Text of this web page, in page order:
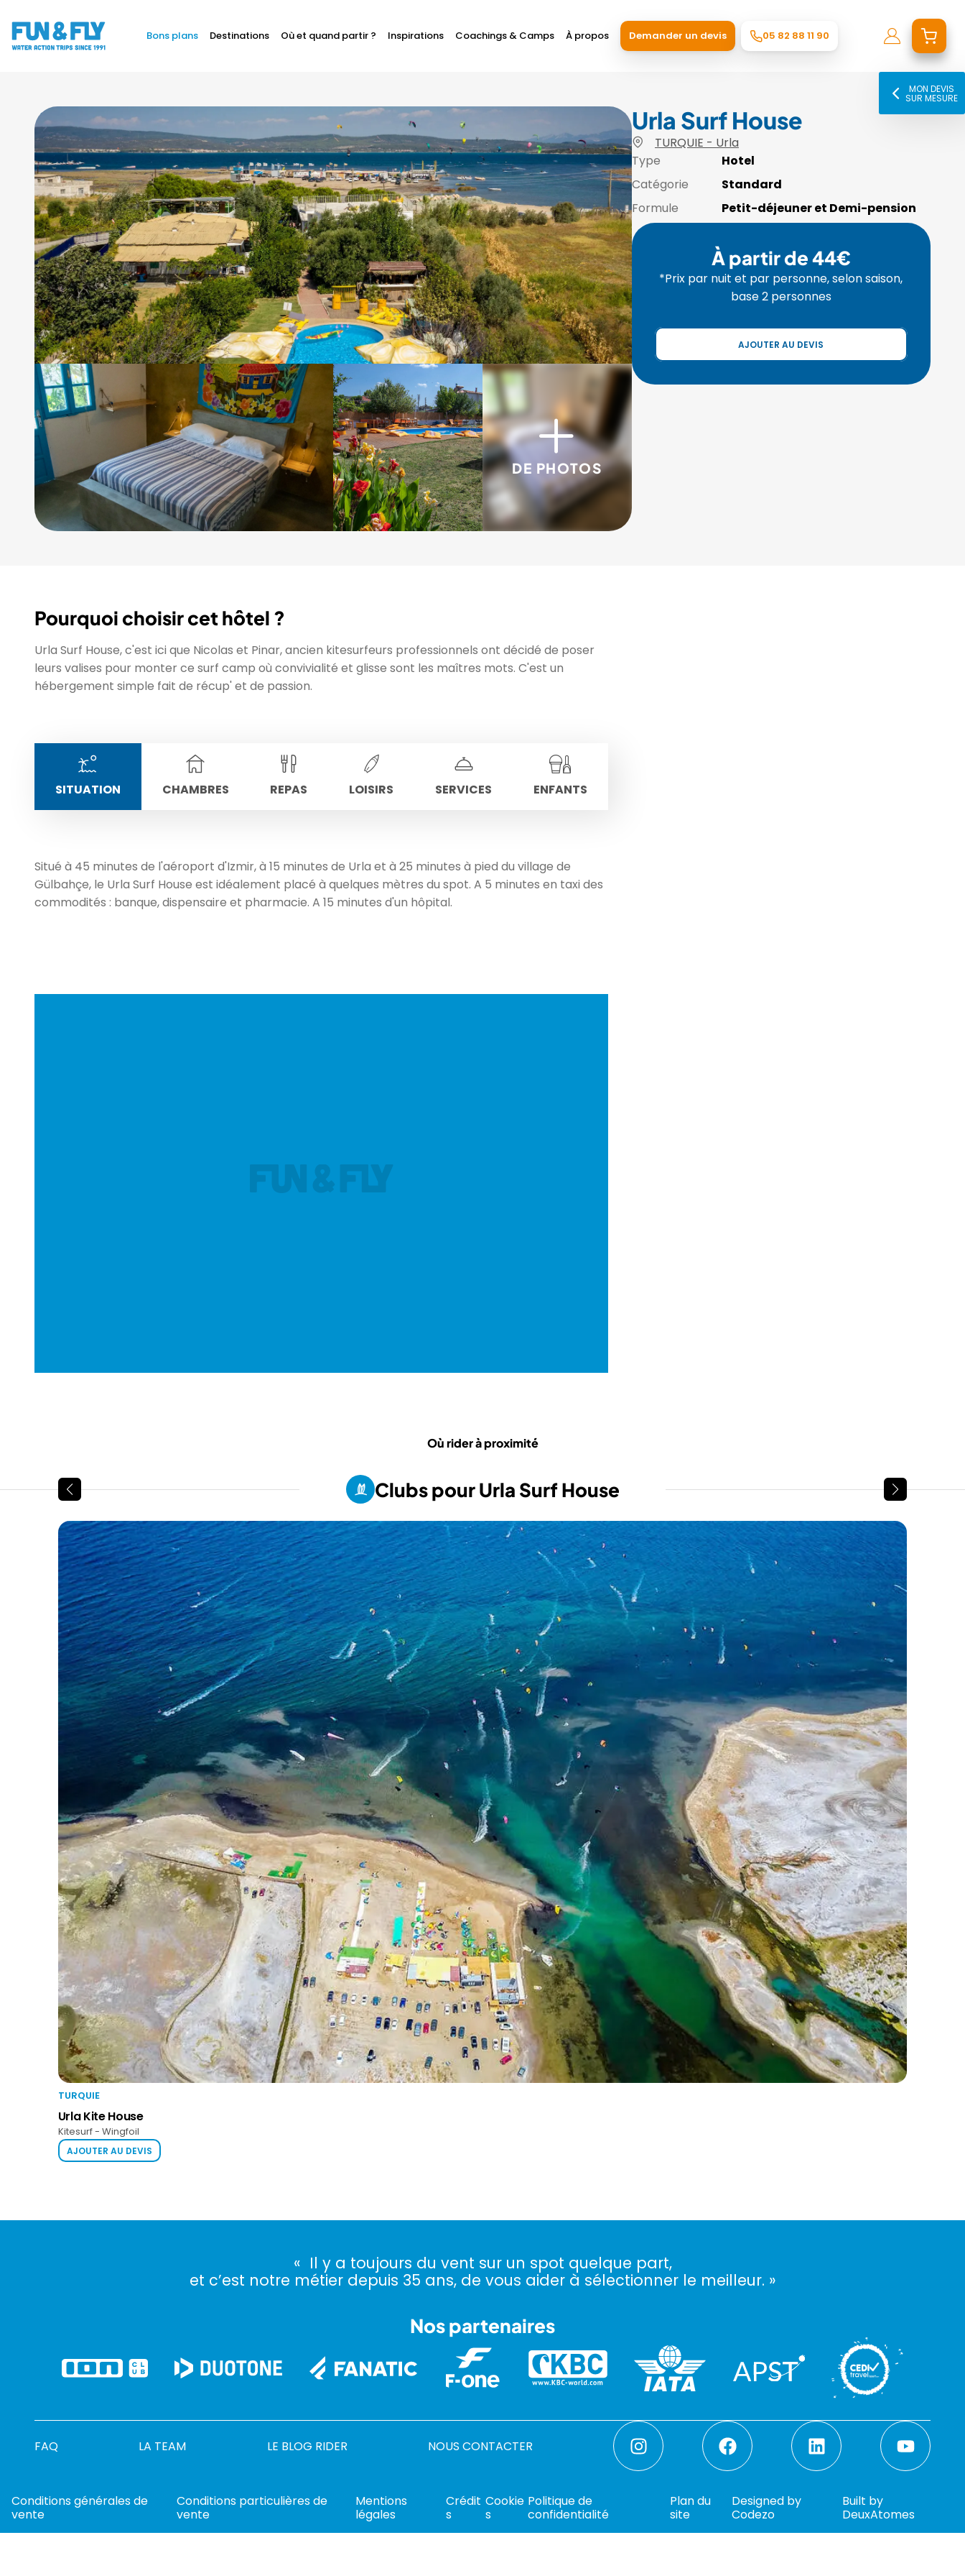
OÙ ET QUAND PARTIR ?
INSPIRATIONS
COACHINGS & CAMPS
À PROPOS
BON CADEAU
LE BLOG RIDER
DEMANDER UN DEVIS
Bons plans Destinations Où et quand partir ? Inspirations Coachings & Camps À propos Demander un devis 05 82 88 11 90
1/10
2/10 3/10 4/10
DE PHOTOS
Urla Surf House
TURQUIE - Urla
Type
Hotel
Catégorie
Standard
Formule
Petit-déjeuner et Demi-pension
À partir de 44€
*Prix par nuit et par personne, selon saison,
base 2 personnes
AJOUTER AU DEVIS
Pourquoi choisir cet hôtel ?
Urla Surf House, c'est ici que Nicolas et Pinar, ancien kitesurfeurs professionnels ont décidé de poser
leurs valises pour monter ce surf camp où convivialité et glisse sont les maîtres mots. C'est un
hébergement simple fait de récup' et de passion.
SITUATION CHAMBRES REPAS LOISIRS SERVICES ENFANTS
Situé à 45 minutes de l'aéroport d'Izmir, à 15 minutes de Urla et à 25 minutes à pied du village de
Gülbahçe, le Urla Surf House est idéalement placé à quelques mètres du spot. A 5 minutes en taxi des
commodités : banque, dispensaire et pharmacie. A 15 minutes d'un hôpital.
Où rider à proximité
Clubs pour Urla Surf House
TURQUIE
Urla Kite House
Kitesurf - Wingfoil
AJOUTER AU DEVIS
« Il y a toujours du vent sur un spot quelque part,
et c’est notre métier depuis 35 ans, de vous aider à sélectionner le meilleur. »
Nos partenaires
FAQ LA TEAM LE BLOG RIDER NOUS CONTACTER
Conditions générales de
vente
Conditions particulières de
vente
Mentions
légales
Crédit
s
Cookie
s
Politique de
confidentialité
Plan du
site
Designed by
Codezo
Built by
DeuxAtomes
MON DEVIS
SUR MESURE